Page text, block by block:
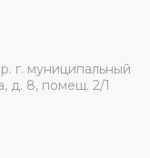
г. муниципальный
д. 8, помещ. 2/1